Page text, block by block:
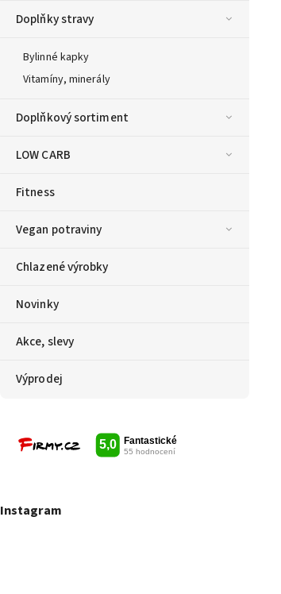
Doplňky stravy
Bylinné kapky
Vitamíny, minerály
Doplňkový sortiment
LOW CARB
Fitness
Vegan potraviny
Chlazené výrobky
Novinky
Akce, slevy
Výprodej
Instagram